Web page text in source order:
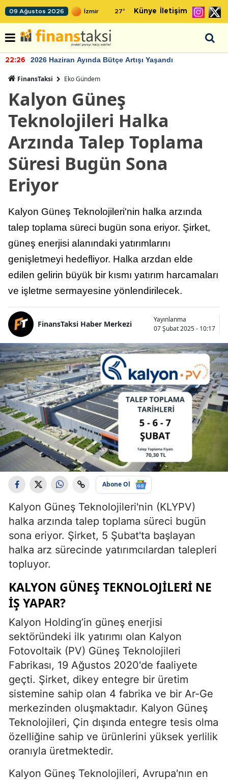
09 Ağustos 2026 27° Künye İletişim
22:26 2026 Haziran Ayında Bütçe Artışı Yaşandı
FinansTaksi Eko Gündem
Kalyon Güneş
Teknolojileri Halka
Arzında Talep Toplama
Süresi Bugün Sona
Eriyor
Kalyon Güneş Teknolojileri'nin halka arzında
talep toplama süreci bugün sona eriyor. Şirket,
güneş enerjisi alanındaki yatırımlarını
genişletmeyi hedefliyor. Halka arzdan elde
edilen gelirin büyük bir kısmı yatırım harcamaları
ve işletme sermayesine yönlendirilecek.
FinansTaksi Haber Merkezi
Yayınlanma
07 Şubat 2025 - 10:17
Abone Ol
Kalyon Güneş Teknolojileri'nin (KLYPV)
halka arzında talep toplama süreci bugün
sona eriyor. Şirket, 5 Şubat'ta başlayan
halka arz sürecinde yatırımcılardan talepleri
topluyor.
KALYON GÜNEŞ TEKNOLOJILERI NE
İŞ YAPAR?
Kalyon Holding’in güneş enerjisi
sektöründeki ilk yatırımı olan Kalyon
Fotovoltaik (PV) Güneş Teknolojileri
Fabrikası, 19 Ağustos 2020'de faaliyete
geçti. Şirket, dikey entegre bir üretim
sistemine sahip olan 4 fabrika ve bir Ar-Ge
merkezinden oluşmaktadır. Kalyon Güneş
Teknolojileri, Çin dışında entegre tesis olma
özelliğine sahip ve ürünlerini yüksek yerlilik
oranıyla üretmektedir.
Kalyon Güneş Teknolojileri, Avrupa'nın en